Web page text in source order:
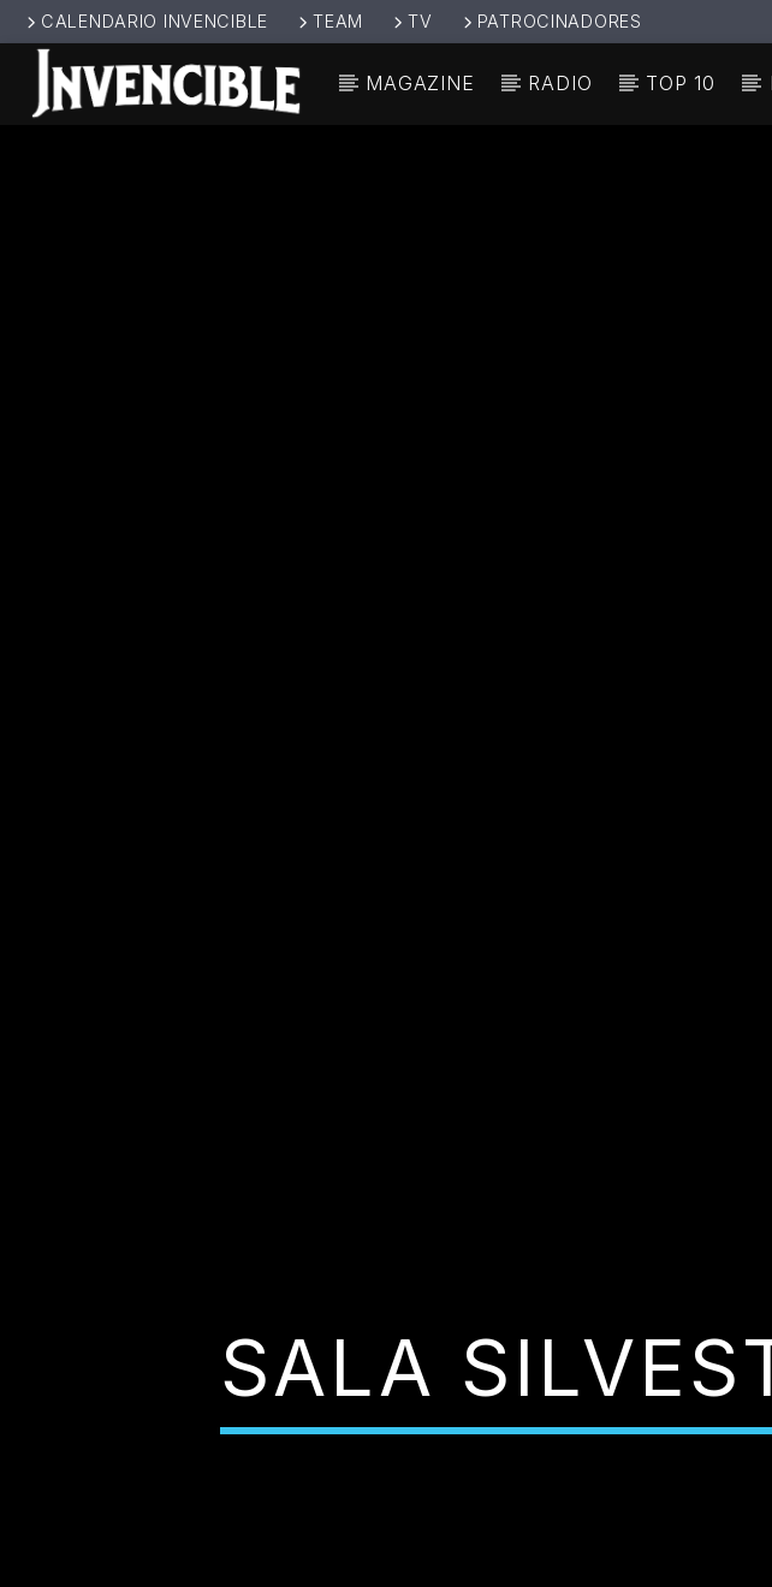
CALENDARIO INVENCIBLE TEAM TV PATROCINADORES
MAGAZINE RADIO TOP 10
SALA